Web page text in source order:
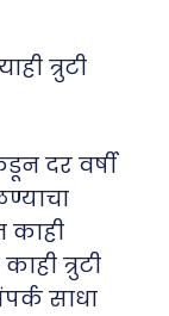
त्रुटी
दर वर्षी
काही
त्रुटी
साधा